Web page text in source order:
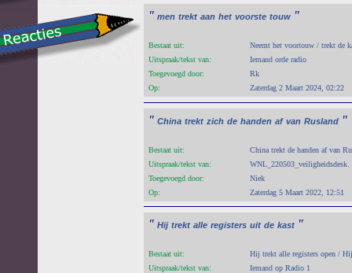
" men trekt aan het voorste touw "
Bestaat uit:
Neemt het voortouw / trekt de
Uitspraak/tekst van:
Iemand orde radio
Toegevoegd door:
Rk
Op:
Zaterdag 2 Maart 2024, 02:22
" China trekt zich de handen af van Rusland "
Bestaat uit:
China trekt de handen af van
Uitspraak/tekst van:
WNL_220503_veiligheidsdesk.
Toegevoegd door:
Niek
Op:
Zaterdag 5 Maart 2022, 12:51
" Hij trekt alle registers uit de kast "
Bestaat uit:
Hij trekt alle registers open /
Uitspraak/tekst van:
Iemand op Radio 1